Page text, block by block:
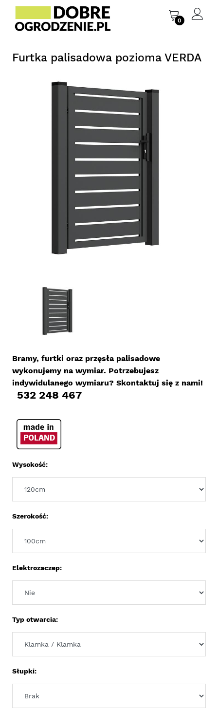
0
Furtka palisadowa pozioma VERDA
Bramy, furtki oraz przęsła palisadowe
wykonujemy na wymiar. Potrzebujesz
indywidulanego wymiaru? Skontaktuj się z nami!
532 248 467
Wysokość:
Szerokość:
Elektrozaczep:
Typ otwarcia:
Słupki: